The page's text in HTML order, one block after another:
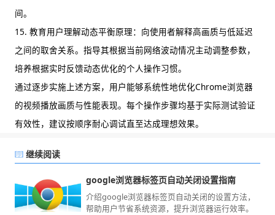
间。
15. 教育用户理解动态平衡原理：向使用者解释高画质与低延迟
之间的取舍关系。指导其根据当前网络波动情况主动调整参数，
培养根据实时反馈动态优化的个人操作习惯。
通过逐步实施上述方案，用户能够系统性地优化Chrome浏览器
的视频播放画质与性能表现。每个操作步骤均基于实际测试验证
有效性，建议按顺序耐心调试直至达成理想效果。
继续阅读
google浏览器标签页自动关闭设置指南
介绍google浏览器标签页自动关闭的设置方法，
帮助用户节省系统资源，提升浏览器运行效率。